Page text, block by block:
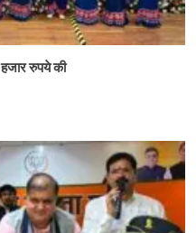
रुपये की